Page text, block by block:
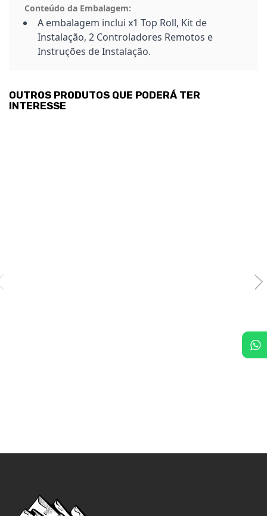
Conteúdo da Embalagem:
A embalagem inclui x1 Top Roll, Kit de
Instalação, 2 Controladores Remotos e
Instruções de Instalação.
OUTROS PRODUTOS QUE PODERÁ TER
INTERESSE